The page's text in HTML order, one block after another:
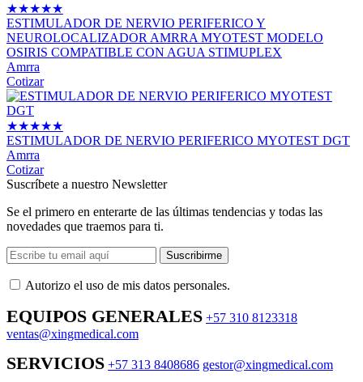
★★★★★
ESTIMULADOR DE NERVIO PERIFERICO Y
NEUROLOCALIZADOR AMRRA MYOTEST MODELO
OSIRIS COMPATIBLE CON AGUA STIMUPLEX
Amrra
Cotizar
★★★★★
ESTIMULADOR DE NERVIO PERIFERICO MYOTEST DGT
Amrra
Cotizar
Suscríbete a nuestro Newsletter
Se el primero en enterarte de las últimas tendencias y todas las
novedades que traemos para ti.
Suscribirme
Autorizo ​​el uso de mis datos personales.
EQUIPOS GENERALES +57 310 8123318
ventas@xingmedical.com
SERVICIOS +57 313 8408686 gestor@xingmedical.com